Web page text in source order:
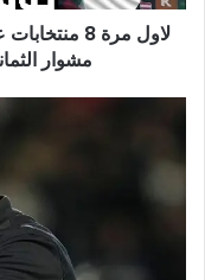
لاول مرة 8
مشوار